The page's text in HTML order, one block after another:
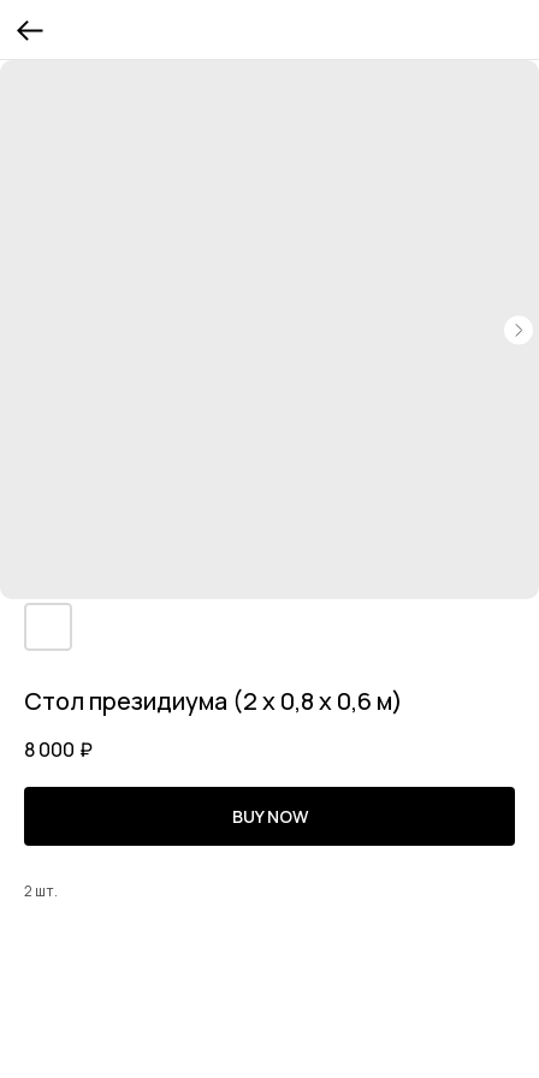
Стол президиума (2 х 0,8 х 0,6 м)
8 000 ₽
BUY NOW
2 шт.